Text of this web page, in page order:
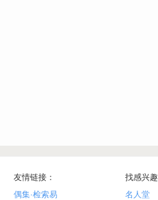
友情链接：
偶集·检索易
找感兴
名人堂